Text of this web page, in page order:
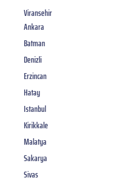
Viransehir
Ankara
Batman
Denizli
Erzincan
Hatay
Istanbul
Kirikkale
Malatya
Sakarya
Sivas